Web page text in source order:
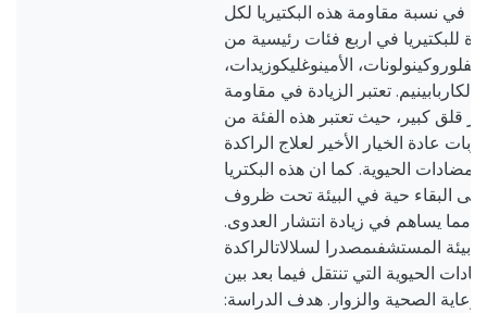
في نسبة مقاومة هذه البكتيريا لكل
للبكتيريا في اربع فئات رئيسية من
الأمينوغليكوزيدات،
الكاربابينيم. تعتبر الزيادة في مقاومة
قلق كبير، حيث تعتبر هذه الفئة من
عادة الخيار الأخير لعلاج الراكدة
للمضادات الحيوية. كما ان هذه البكتريا
على البقاء حية في البيئة تحت ظروف
مما يساهم في زيادة انتشار العدوى.
بيئة المستشفىمصدرا لسلالاتالراكدة
الحيوية التي تنتقل فيما بعد بين
الصحية والزوار. هدف الدراسة: